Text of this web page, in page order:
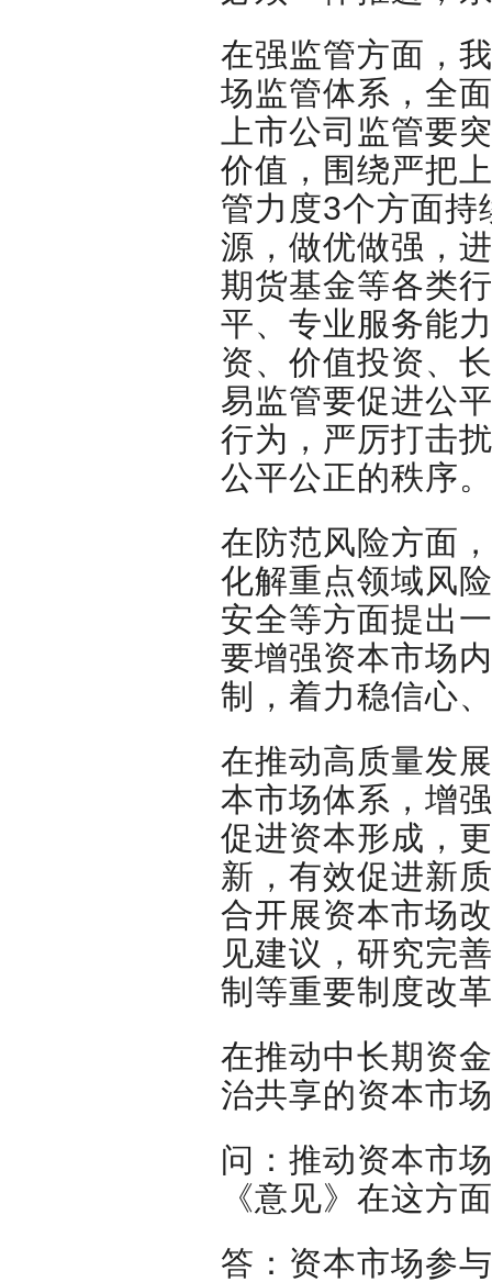
在强监管方面，
场监管体系，全
上市公司监管要
价值，围绕严把
管力度3个方面持
源，做优做强，
期货基金等各类
平、专业服务能
资、价值投资、
易监管要促进公
行为，严厉打击
公平公正的秩序。
在防范风险方面
化解重点领域风
安全等方面提出
要增强资本市场
制，着力稳信心
在推动高质量发
本市场体系，增
促进资本形成，
新，有效促进新
合开展资本市场
见建议，研究完
制等重要制度改
在推动中长期资
治共享的资本市
问：推动资本市
《意见》在这方
答：资本市场参